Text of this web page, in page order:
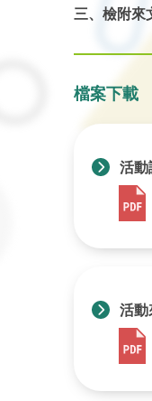
三、檢附來
檔案下載
活動
活動